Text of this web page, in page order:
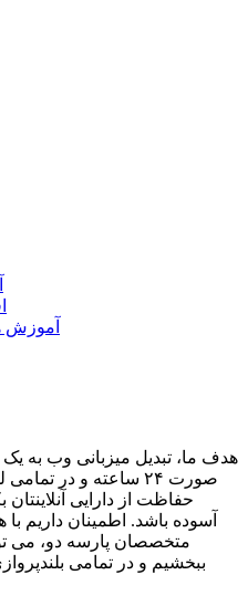
آموزش
هدف ما، تبدیل میزبانی وب به
صورت ۲۴ ساعته و در
حفاظت از دارایی
آسوده باشد. اطمینان داریم
متخصصان پارسه دو، می
ببخشیم و در تمامی